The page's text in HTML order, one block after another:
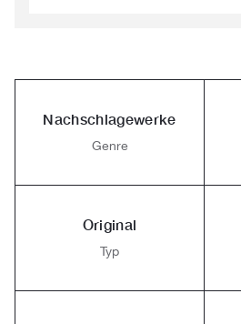
Nachschlagewerke
Genre
Original
Typ